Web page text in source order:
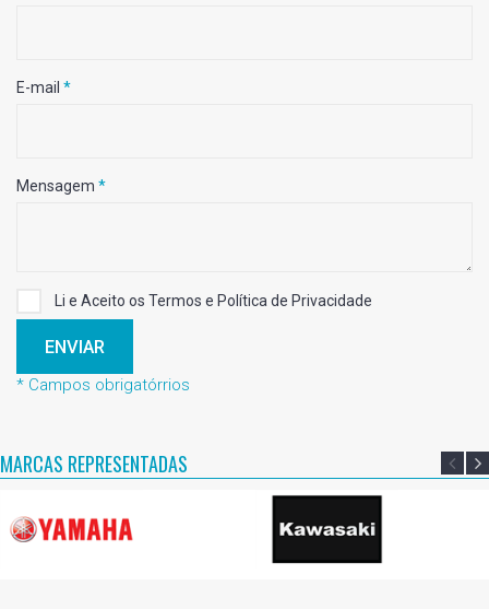
E-mail *
Mensagem *
Li e Aceito os Termos e Política de Privacidade
ENVIAR
* Campos obrigatórrios
MARCAS REPRESENTADAS